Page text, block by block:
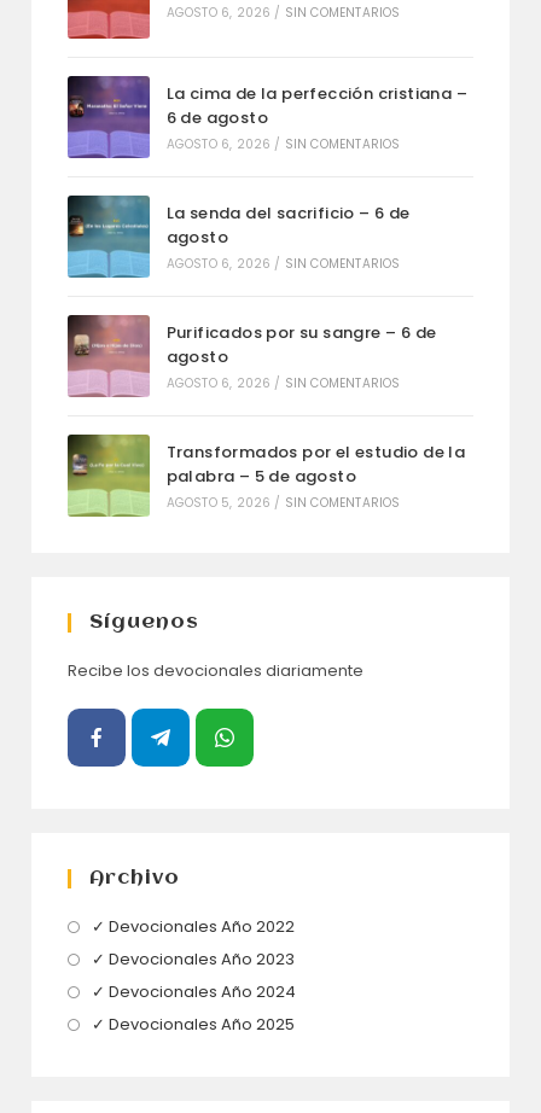
AGOSTO 6, 2026 / SIN COMENTARIOS
La cima de la perfección cristiana –
6 de agosto
AGOSTO 6, 2026 / SIN COMENTARIOS
La senda del sacrificio – 6 de
agosto
AGOSTO 6, 2026 / SIN COMENTARIOS
Purificados por su sangre – 6 de
agosto
AGOSTO 6, 2026 / SIN COMENTARIOS
Transformados por el estudio de la
palabra – 5 de agosto
AGOSTO 5, 2026 / SIN COMENTARIOS
Síguenos
Recibe los devocionales diariamente
Archivo
✓ Devocionales Año 2022Se
✓ Devocionales Año 2023
abre
✓ Devocionales Año 2024
✓ Devocionales Año 2025